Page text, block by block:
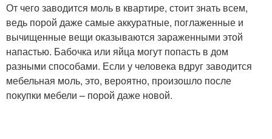
От чего заводится моль в квартире, стоит знать всем,
ведь порой даже самые аккуратные, поглаженные и
вычищенные вещи оказываются зараженными этой
напастью. Бабочка или яйца могут попасть в дом
разными способами. Если у человека вдруг заводится
мебельная моль, это, вероятно, произошло после
покупки мебели – порой даже новой.